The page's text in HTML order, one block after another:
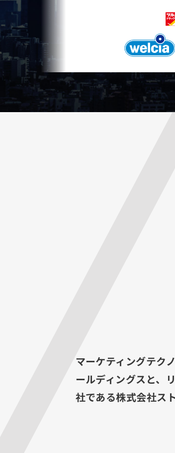
マーケティングテク
ールディングスと、
社である株式会社ス